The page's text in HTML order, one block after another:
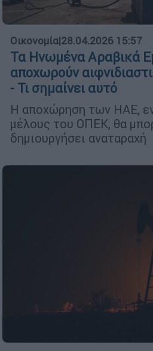
Οικονομία|28.04.2026 15:57
Τα Ηνωμένα Αραβικά
αποχωρούν
- Τι σημαίνει αυτό
Η αποχώρηση των ΗΑΕ,
μέλους του ΟΠΕΚ, θα
δημιουργήσει αναταραχή